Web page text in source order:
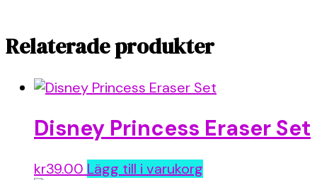
Relaterade produkter
Disney Princess Eraser Set
kr39.00 Lägg till i varukorg